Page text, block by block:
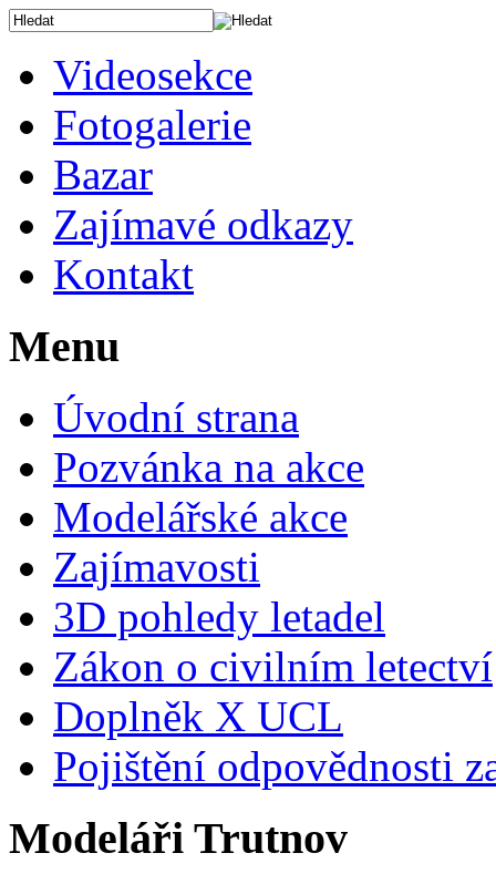
Videosekce
Fotogalerie
Bazar
Zajímavé odkazy
Kontakt
Menu
Úvodní strana
Pozvánka na akce
Modelářské akce
Zajímavosti
3D pohledy letadel
Zákon o civilním letectví
Doplněk X UCL
Pojištění odpovědnosti
Modeláři Trutnov